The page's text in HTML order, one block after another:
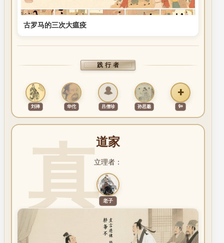
古罗马的三次大瘟疫
践行者
刘禅 华佗 吕僧珍 孙思邈
+
9+
道家
立理者：
老子